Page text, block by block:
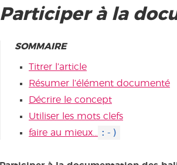
Participer à la
SOMMAIRE
Titrer l’article
Résumer l’élément documenté
Décrire le concept
Utiliser les mots clefs
faire au mieux…
:-)